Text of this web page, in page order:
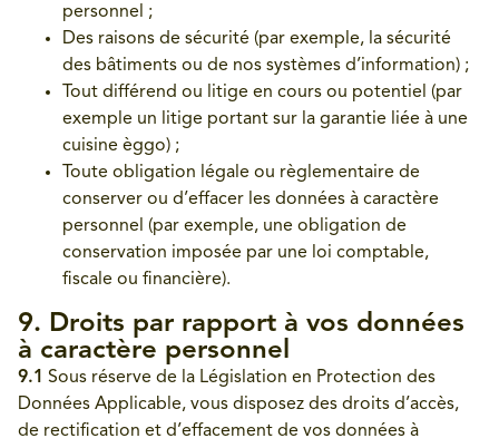
personnel ;
Des raisons de sécurité (par exemple, la sécurité
des bâtiments ou de nos systèmes d’information) ;
Tout différend ou litige en cours ou potentiel (par
exemple un litige portant sur la garantie liée à une
cuisine èggo) ;
Toute obligation légale ou règlementaire de
conserver ou d’effacer les données à caractère
personnel (par exemple, une obligation de
conservation imposée par une loi comptable,
fiscale ou financière).
9. Droits par rapport à vos données
à caractère personnel
9.1 Sous réserve de la Législation en Protection des
Données Applicable, vous disposez des droits d’accès,
de rectification et d’effacement de vos données à